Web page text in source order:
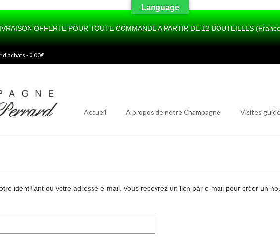
OFFERTE POUR TOUTE COMMANDE A PARTIR DE 12 BOUTEILLES
d'achats -0,00€
Accueil A propos de notre Champagne Visites
identifiant ou votre adresse e-mail. Vous recevrez un lien par e-mail pour créer un
Language